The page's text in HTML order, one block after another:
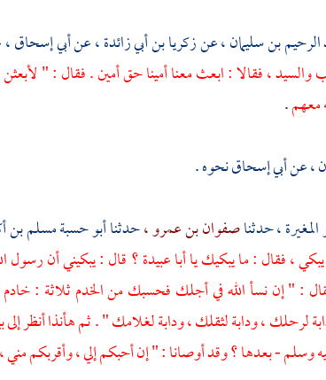
بن سليمان ،عنزكريا بن أبي زائدة ،عنأبي إسحاق ،
والسيد، فقالا : ابعث معنا أمينا حق أمين . فقال : "
معهم.
،عنأبي إسحاقنحوه .
المغيرة ،حدثناصفوان بن عمرو ،حدثناأبو حسبة مسلم بن
، فقال : ما يبكيك ياأبا عبيدة؟ قال : يبكيني أن رسول
: " إن نسأ الله في أجلك فحسبك من الخدم ثلاثة :
، ودابة لثقلك ، ودابة لغلامك " . ثم هأنذا أنظر إلى
وسلم - بعدها ؟ وقد أوصانا : " إن أحبكم إلي ، وأقربكم مني